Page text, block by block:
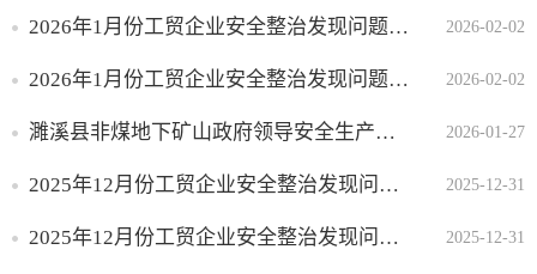
产品质量监管
价格与收费
信用领域
老旧小区改造
2026年1月份工贸企业安全整治发现问题隐患整改情况 2026-02-02
2026年1月份工贸企业安全整治发现问题隐患整改情况 2026-02-02
濉溪县非煤地下矿山政府领导安全生产包保责任制 2026-01-27
2025年12月份工贸企业安全整治发现问题隐患整改情况 2025-12-31
2025年12月份工贸企业安全整治发现问题隐患整改情况 2025-12-31